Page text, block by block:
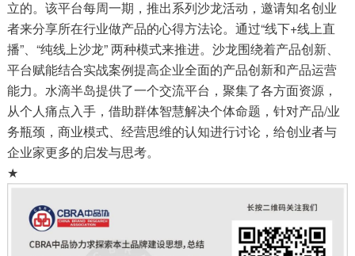
立的。该平台每周一期，推出系列沙龙活动，邀请知名创业
者来分享所在行业做产品的心得方法论。通过“线下+线上直
播”、“纯线上沙龙” 两种模式来推进。沙龙围绕着产品创新、
平台赋能结合实战案例提高企业全面的产品创新和产品运营
能力。水滴半岛提供了一个交流平台，聚集了各方面资源，
从个人痛点入手，借助群体智慧解决个体命题，针对产品/业
务瓶颈，商业模式、经营思维的认知进行讨论，给创业者与
企业家更多的启发与思考。
★